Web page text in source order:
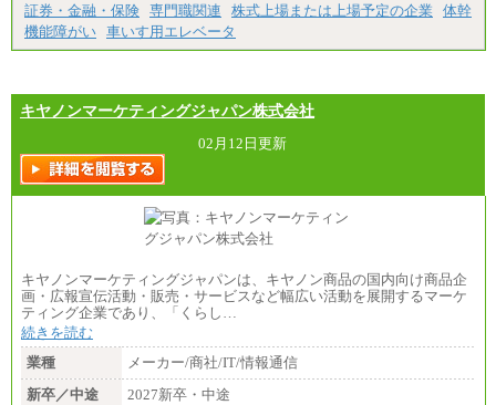
証券・金融・保険 専門職関連 株式上場または上場予定の企業
体幹
機能障がい 車いす用エレベータ
キヤノンマーケティングジャパン株式会社
02月12日更新
キヤノンマーケティングジャパンは、キヤノン商品の国内向け商品企
画・広報宣伝活動・販売・サービスなど幅広い活動を展開するマーケ
ティング企業であり、「くらし…
続きを読む
業種
メーカー/商社/IT/情報通信
新卒／中途
2027新卒・中途